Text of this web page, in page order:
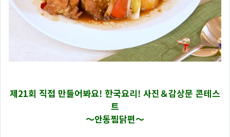
제21회 직접 만들어봐요! 한국요리! 사진＆감상문 콘테스
트
～안동찜닭편～